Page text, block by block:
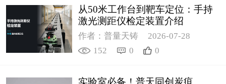
从50米工作台到靶车定位：手持
激光测距仪检定装置介绍
作者：普量天铸
2026-07-28
152
0 0